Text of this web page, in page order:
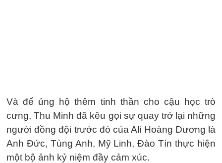
Và để ủng hộ thêm tinh thần cho cậu học trò
cưng, Thu Minh đã kêu gọi sự quay trở lại những
người đồng đội trước đó của Ali Hoàng Dương là
Anh Đức, Tùng Anh, Mỹ Linh, Đào Tín thực hiện
một bộ ảnh kỷ niệm đầy cảm xúc.